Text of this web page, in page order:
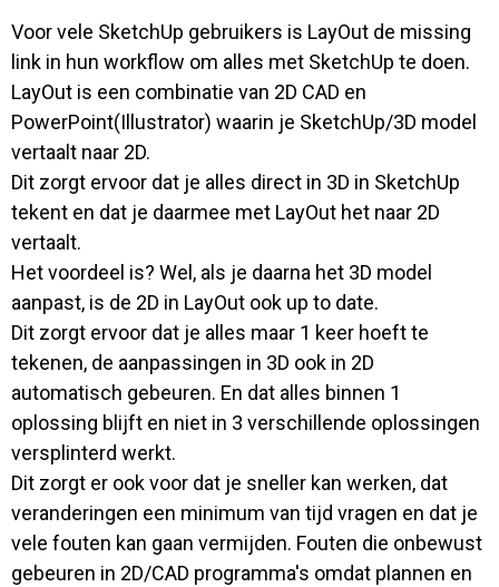
Voor vele SketchUp gebruikers is LayOut de missing
link in hun workflow om alles met SketchUp te doen.
LayOut is een combinatie van 2D CAD en
PowerPoint(Illustrator) waarin je SketchUp/3D model
vertaalt naar 2D.
Dit zorgt ervoor dat je alles direct in 3D in SketchUp
tekent en dat je daarmee met LayOut het naar 2D
vertaalt.
Het voordeel is? Wel, als je daarna het 3D model
aanpast, is de 2D in LayOut ook up to date.
Dit zorgt ervoor dat je alles maar 1 keer hoeft te
tekenen, de aanpassingen in 3D ook in 2D
automatisch gebeuren. En dat alles binnen 1
oplossing blijft en niet in 3 verschillende oplossingen
versplinterd werkt.
Dit zorgt er ook voor dat je sneller kan werken, dat
veranderingen een minimum van tijd vragen en dat je
vele fouten kan gaan vermijden. Fouten die onbewust
gebeuren in 2D/CAD programma's omdat plannen en